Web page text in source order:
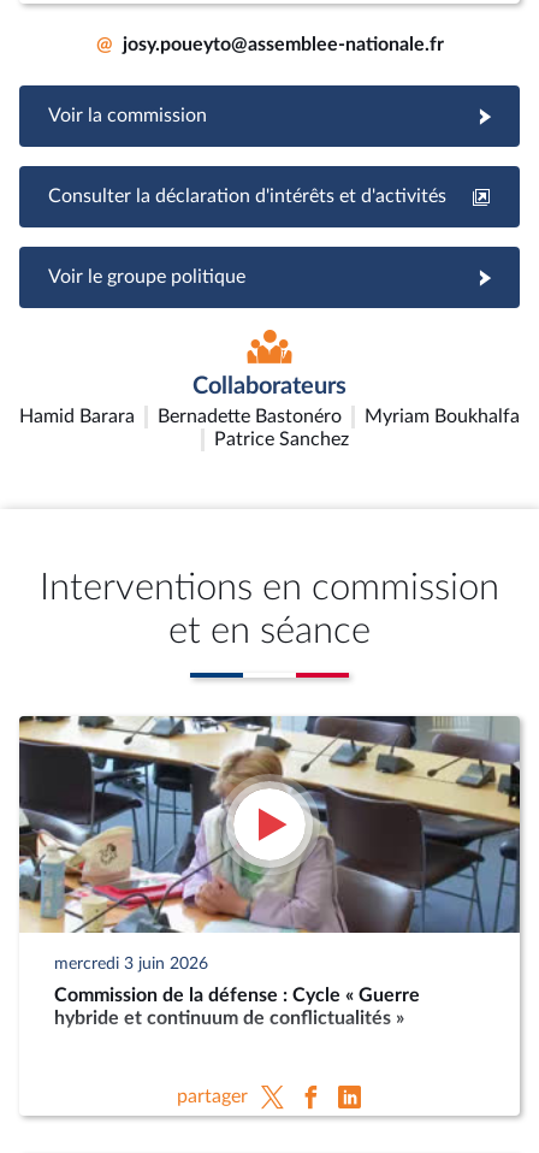
@ josy.poueyto@assemblee-nationale.fr
Voir la commission
Consulter la déclaration d'intérêts et d'activités
Voir le groupe politique
Collaborateurs
Hamid Barara Bernadette Bastonéro
Myriam Boukhalfa
Patrice Sanchez
Interventions en commission
et en séance
mercredi 3 juin 2026
Commission de la défense : Cycle « Guerre
hybride et continuum de conflictualités »
partager